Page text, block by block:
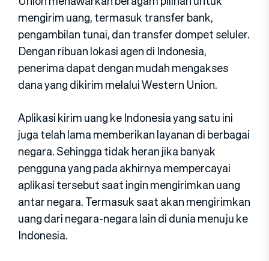
mengirim uang, termasuk transfer bank,
pengambilan tunai, dan transfer dompet seluler.
Dengan ribuan lokasi agen di Indonesia,
penerima dapat dengan mudah mengakses
dana yang dikirim melalui Western Union.
Aplikasi kirim uang ke Indonesia yang satu ini
juga telah lama memberikan layanan di berbagai
negara. Sehingga tidak heran jika banyak
pengguna yang pada akhirnya mempercayai
aplikasi tersebut saat ingin mengirimkan uang
antar negara. Termasuk saat akan mengirimkan
uang dari negara-negara lain di dunia menuju ke
Indonesia.